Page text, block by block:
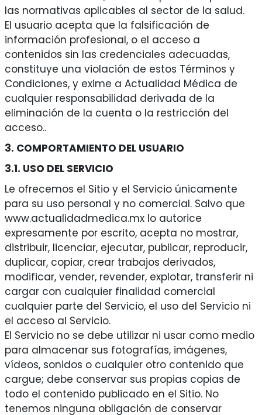
las normativas aplicables al sector de la salud.
El usuario acepta que la falsificación de
información profesional, o el acceso a
contenidos sin las credenciales adecuadas,
constituye una violación de estos Términos y
Condiciones, y exime a Actualidad Médica de
cualquier responsabilidad derivada de la
eliminación de la cuenta o la restricción del
acceso..
3. COMPORTAMIENTO DEL USUARIO
3.1. USO DEL SERVICIO
Le ofrecemos el Sitio y el Servicio únicamente
para su uso personal y no comercial. Salvo que
www.actualidadmedica.mx lo autorice
expresamente por escrito, acepta no mostrar,
distribuir, licenciar, ejecutar, publicar, reproducir,
duplicar, copiar, crear trabajos derivados,
modificar, vender, revender, explotar, transferir ni
cargar con cualquier finalidad comercial
cualquier parte del Servicio, el uso del Servicio ni
el acceso al Servicio.
El Servicio no se debe utilizar ni usar como medio
para almacenar sus fotografías, imágenes,
vídeos, sonidos o cualquier otro contenido que
cargue; debe conservar sus propias copias de
todo el contenido publicado en el Sitio. No
tenemos ninguna obligación de conservar